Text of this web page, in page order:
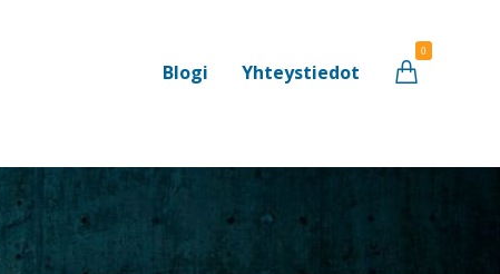
0
Blogi Yhteystiedot